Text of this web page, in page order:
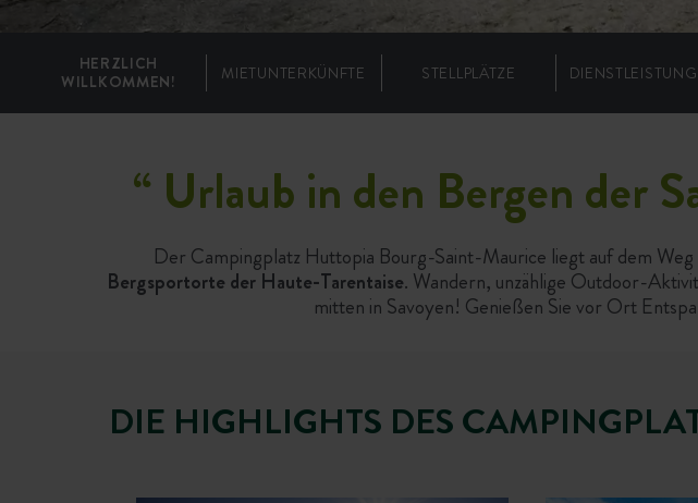
HERZLICH
WILLKOMMEN!
MIETUNTERKÜNFTE STELLPLÄTZE
“ Urlaub in den Bergen der
Der Campingplatz Huttopia Bourg-Saint-Maurice liegt auf dem
Bergsportorte der Haute-Tarentaise. Wandern, unzählige Outdoor-
mitten in Savoyen! Genießen Sie vor Ort
DIE HIGHLIGHTS DES